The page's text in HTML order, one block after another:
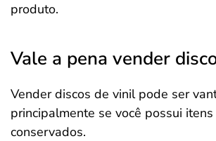
produto.
Vale a pena vender
Vender discos de vinil pode ser
principalmente se você possui
conservados.